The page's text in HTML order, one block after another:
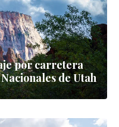
por carretera
de Utah